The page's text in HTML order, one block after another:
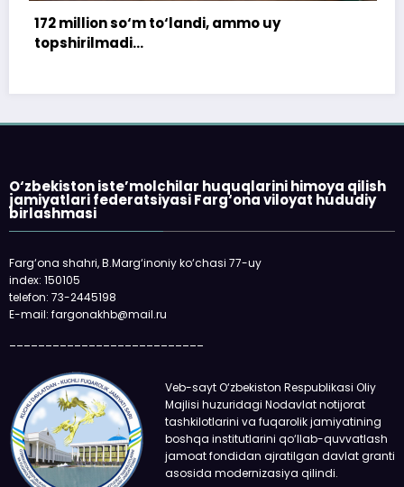
ammo uy
O‘zbekiston iste’molchilar huquqlarini himoya qilish
jamiyatlari federatsiyasi Farg‘ona viloyat hududiy
birlashmasi